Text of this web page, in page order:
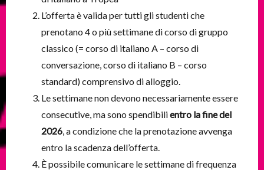
L’offerta è valida per tutti gli studenti che
prenotano 4 o più settimane di corso di gruppo
classico (= corso di italiano A – corso di
conversazione, corso di italiano B – corso
standard) comprensivo di alloggio.
Le settimane non devono necessariamente essere
consecutive, ma sono spendibilientro la fine del
2026, a condizione che la prenotazione avvenga
entro la scadenza dell’offerta.
È possibile comunicare le settimane di frequenza